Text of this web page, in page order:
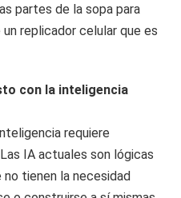
partes de la sopa para
replicador celular que es
con la inteligencia
requiere
IA actuales son lógicas
no tienen la necesidad